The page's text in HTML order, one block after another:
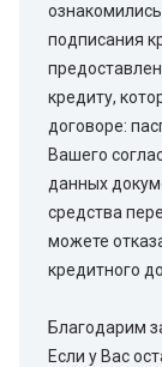
подписания
кредиту,
договоре:
Вашего
данных
средства
можете
кредитного
Благодарим
Если у Вас